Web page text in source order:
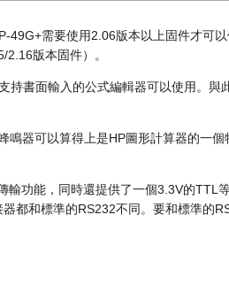
需要使用2.06版本以上固件才可
版本固件）。
持書面輸入的公式編輯器可以使用。與
器可以算得上是HP圖形計算器的一個
功能，同時還提供了一個3.3V的TTL
和標準的RS232不同。要和標準的